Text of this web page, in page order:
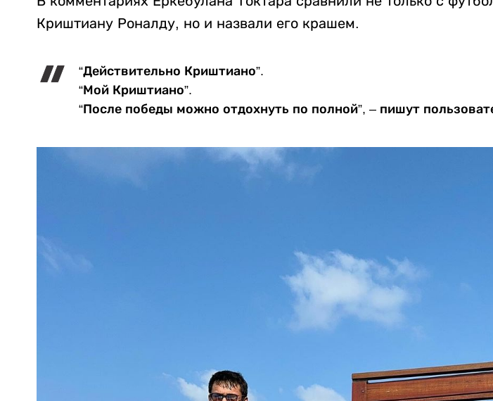
Криштиану Роналду, но и назвали его крашем.
“Действительно Криштиано”.
“Мой Криштиано”.
“После победы можно отдохнуть по полной”, – пишут